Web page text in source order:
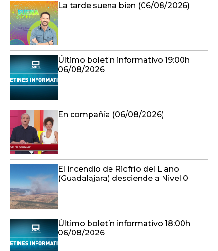
La tarde suena bien (06/08/2026)
Último boletín informativo 19:00h
06/08/2026
En compañía (06/08/2026)
El incendio de Riofrío del Llano
(Guadalajara) desciende a Nivel 0
Último boletín informativo 18:00h
06/08/2026